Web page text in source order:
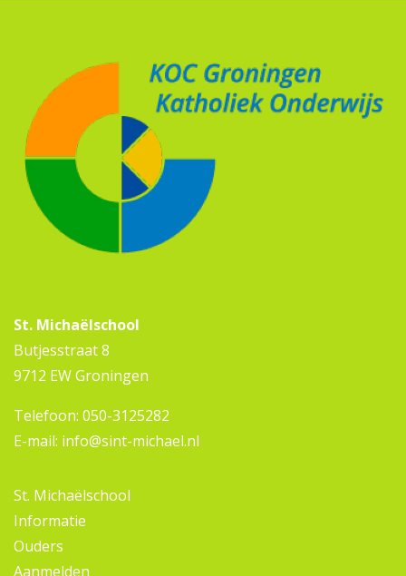
St. Michaëlschool
Butjesstraat 8
9712 EW Groningen
Telefoon: 050-3125282
E-mail: info@sint-michael.nl
St. Michaëlschool
Informatie
Ouders
Aanmelden